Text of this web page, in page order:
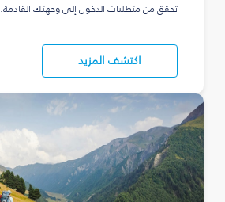
تحقق من متطلبات الدخول إلى وجهتك القادمة.
اكتشف المزيد